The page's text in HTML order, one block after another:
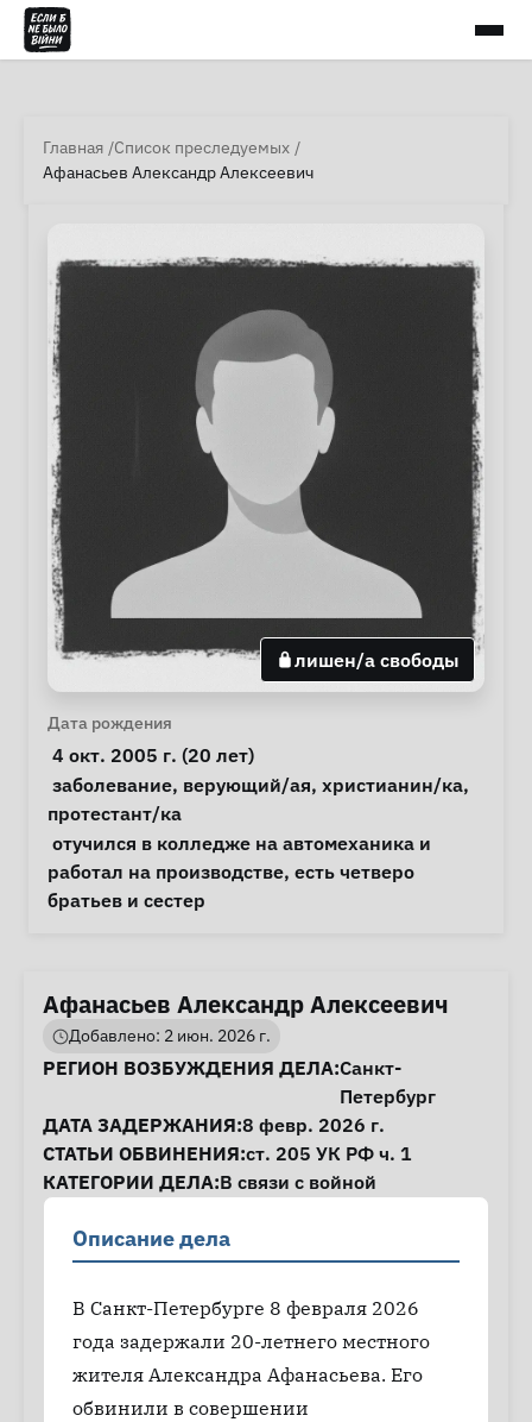
Главная Список преследуемых
Афанасьев Александр Алексеевич
лишен/а свободы
Личная информация
Дата рождения
4 окт. 2005 г. (20 лет)
Особые обстоятельства
заболевание, верующий/ая, христианин/ка
протестант/ка
Примечания
работал на производстве, есть четверо
братьев и сестер
Афанасьев Александр Алексеевич
Добавлено: 2 июн. 2026 г.
Информация о деле
РЕГИОН ВОЗБУЖДЕНИЯ ДЕЛА:Санкт-
Петербург
ДАТА ЗАДЕРЖАНИЯ:8 февр. 2026 г.
СТАТЬИ ОБВИНЕНИЯ:ст. 205 УК РФ ч. 1
КАТЕГОРИИ ДЕЛА:В связи с войной
Описание дела
В Санкт-Петербурге 8 февраля 2026
года задержали 20-летнего местного
жителя Александра Афанасьева. Его
обвинили в совершении